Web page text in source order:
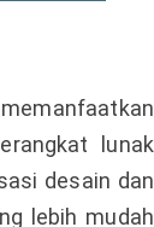
lunak
desain dan
lebih mudah